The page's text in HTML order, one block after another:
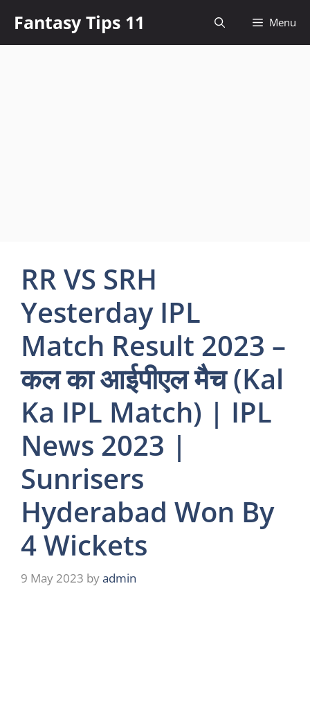
content
Fantasy Tips 11 Menu
RR VS SRH
Yesterday IPL
Match Result 2023 –
कल का आईपीएल मैच (Kal
Ka IPL Match) | IPL
News 2023 |
Sunrisers
Hyderabad Won By
4 Wickets
9 May 2023 byadmin